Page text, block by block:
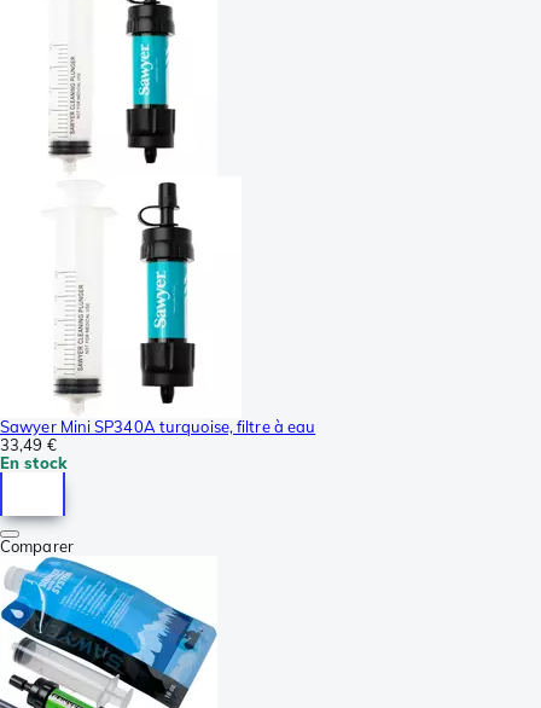
Sawyer Mini SP340A turquoise, filtre à eau
33,49 €
En stock
Comparer